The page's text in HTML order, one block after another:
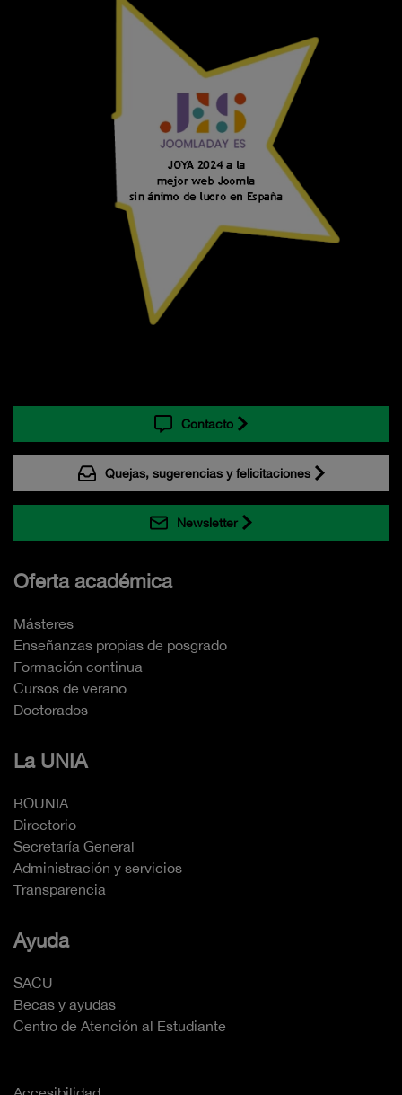
Contacto
Quejas, sugerencias y felicitaciones
Newsletter
Oferta académica
Másteres
Enseñanzas propias de posgrado
Formación continua
Cursos de verano
Doctorados
La UNIA
BOUNIA
Directorio
Secretaría General
Administración y servicios
Transparencia
Ayuda
SACU
Becas y ayudas
Centro de Atención al Estudiante